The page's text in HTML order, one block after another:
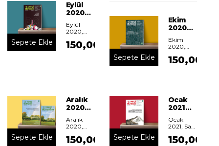
Sepete Ekle
Eylül
2020
Dünyası
Dergisi
Eylül
2020,
150,00
Sepete Ekle
Ekim
2020
Dünyası
Dergisi
Ekim
2020,
150,00
Sepete Ekle
Aralık
2020
Dünyası
Dergisi
Aralık
2020,
150,00 Sepete Ekle
Ocak
2021
Dünyası
Dergisi
Ocak
2021, Sayı
150,00